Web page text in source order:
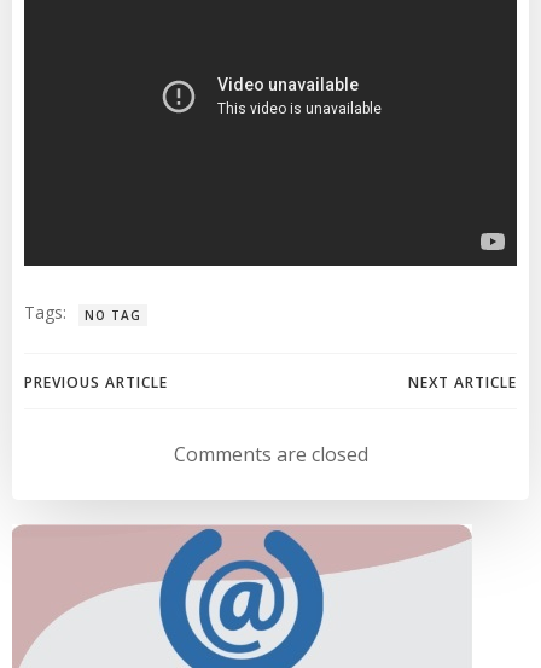
Tags: NO TAG
Navegación
entradas
PREVIOUS ARTICLE
Navegación
de
entradas
NEXT ARTICLE
Comments are closed